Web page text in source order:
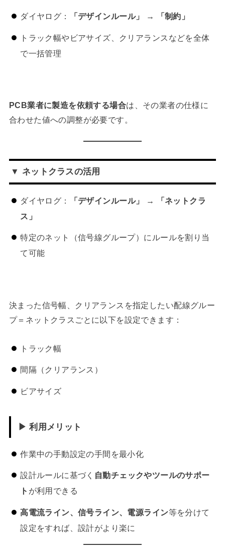
ダイヤログ： 「デザインルール」 → 「制約」
トラック幅やビアサイズ、クリアランスなどを全体
で一括管理
PCB業者に製造を依頼する場合は、その業者の仕様に
合わせた値への調整が必要です。
▼ ネットクラスの活用
ダイヤログ：
「デザインルール」 → 「ネットクラ
ス」
特定のネット（信号線グループ）にルールを割り当
て可能
決まった信号幅、クリアランスを指定したい配線グルー
プ＝ネットクラスごとに以下を設定できます：
トラック幅
間隔（クリアランス）
ビアサイズ
▶ 利用メリット
作業中の手動設定の手間を最小化
設計ルールに基づく 自動チェックやツールのサポー
ト が利用できる
高電流ライン、信号ライン、電源ライン等を分けて
設定をすれば、設計がより楽に